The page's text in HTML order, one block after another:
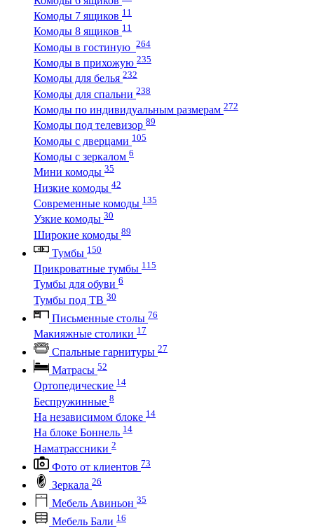
Комоды 7 ящиков 11
Комоды 8 ящиков 11
Комоды в гостиную 264
Комоды в прихожую 235
Комоды для белья 232
Комоды для спальни 238
Комоды по индивидуальным размерам 272
Комоды под телевизор 89
Комоды с дверцами 105
Комоды с зеркалом 6
Мини комоды 35
Низкие комоды 42
Современные комоды 135
Узкие комоды 30
Широкие комоды 89
Тумбы 150
Прикроватные тумбы 115
Тумбы для обуви 6
Тумбы под ТВ 30
Письменные столы 76
Макияжные столики 17
Спальные гарнитуры 27
Матрасы 52
Ортопедические 14
Беспружинные 8
На независимом блоке 14
На блоке Боннель 14
Наматрассники 2
Фото от клиентов 73
Зеркала 26
Мебель Авиньон 35
Мебель Бали 16